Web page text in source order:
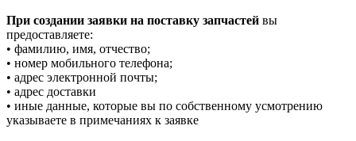
При создании заявки на поставку запчастей вы
предоставляете:
• фамилию, имя, отчество;
• номер мобильного телефона;
• адрес электронной почты;
• адрес доставки
• иные данные, которые вы по собственному усмотрению
указываете в примечаниях к заявке